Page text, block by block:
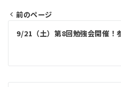
投
ナ
ビ
前のページ
9/21（土）第8回勉強会開催！